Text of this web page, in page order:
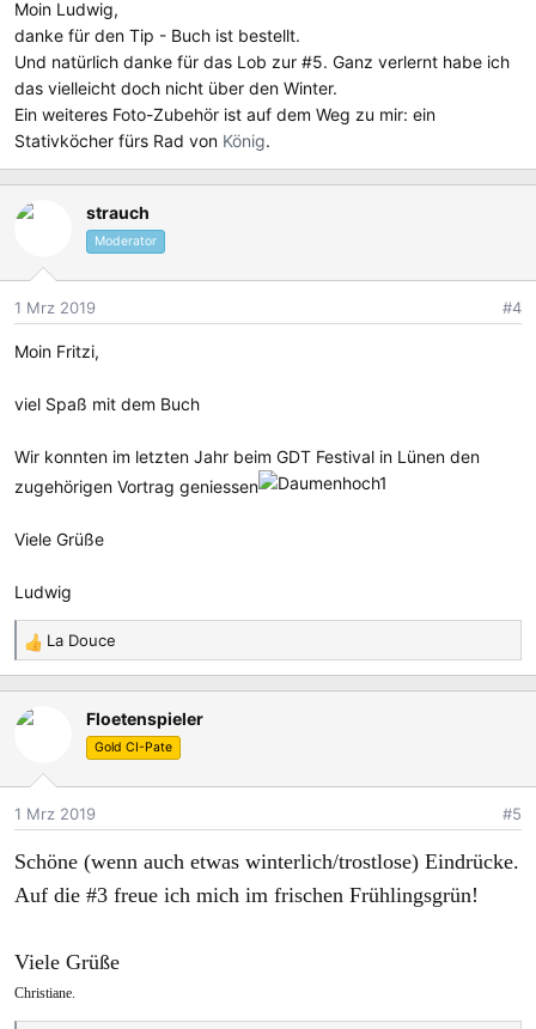
n
:
Moin Ludwig,
danke für den Tip - Buch ist bestellt.
Und natürlich danke für das Lob zur #5. Ganz verlernt habe ich
das vielleicht doch nicht über den Winter.
Ein weiteres Foto-Zubehör ist auf dem Weg zu mir: ein
Stativköcher fürs Rad von König.
strauch
Moderator
1 Mrz 2019 #4
Moin Fritzi,
viel Spaß mit dem Buch
Wir konnten im letzten Jahr beim GDT Festival in Lünen den
zugehörigen Vortrag geniessen
Viele Grüße
Ludwig
R
e
a
k
o
n
n
:
La Douce
Floetenspieler
Gold CI-Pate
1 Mrz 2019 #5
Schöne (wenn auch etwas winterlich/trostlose) Eindrücke.
Auf die #3 freue ich mich im frischen Frühlingsgrün!
Viele Grüße
Christiane.